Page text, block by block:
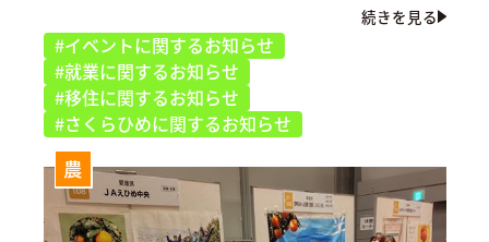
続きを見る
#イベントに関するお知らせ
#就業に関するお知らせ
#移住に関するお知らせ
#さくらひめに関するお知らせ
農